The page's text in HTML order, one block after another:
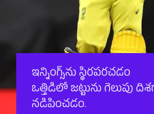
ఇన్నింగ్స్‌ను స్థిరపరచడం
ఒత్తిడిలో జట్టును గెలుపు
నడిపించడం.